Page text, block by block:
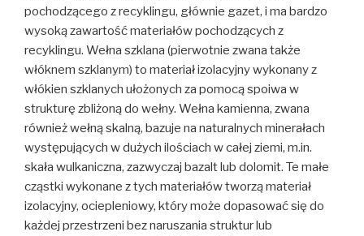
pochodzącego z recyklingu, głównie gazet, i ma bardzo
wysoką zawartość materiałów pochodzących z
recyklingu. Wełna szklana (pierwotnie zwana także
włóknem szklanym) to materiał izolacyjny wykonany z
włókien szklanych ułożonych za pomocą spoiwa w
strukturę zbliżoną do wełny. Wełna kamienna, zwana
również wełną skalną, bazuje na naturalnych minerałach
występujących w dużych ilościach w całej ziemi, m.in.
skała wulkaniczna, zazwyczaj bazalt lub dolomit. Te małe
cząstki wykonane z tych materiałów tworzą materiał
izolacyjny, ociepleniowy, który może dopasować się do
każdej przestrzeni bez naruszania struktur lub